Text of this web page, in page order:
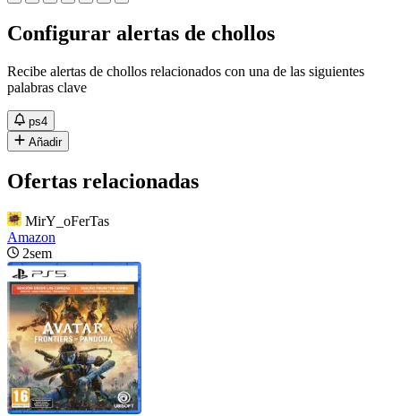
Configurar alertas de chollos
Recibe alertas de chollos relacionados con una de las siguientes
palabras clave
ps4
Añadir
Ofertas relacionadas
MirY_oFerTas
Amazon
2sem